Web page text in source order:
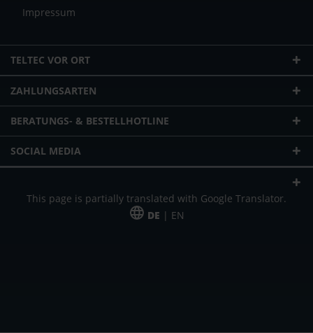
Impressum
TELTEC VOR ORT
ZAHLUNGSARTEN
BERATUNGS- & BESTELLHOTLINE
SOCIAL MEDIA
This page is partially translated with Google Translator.
DE | EN